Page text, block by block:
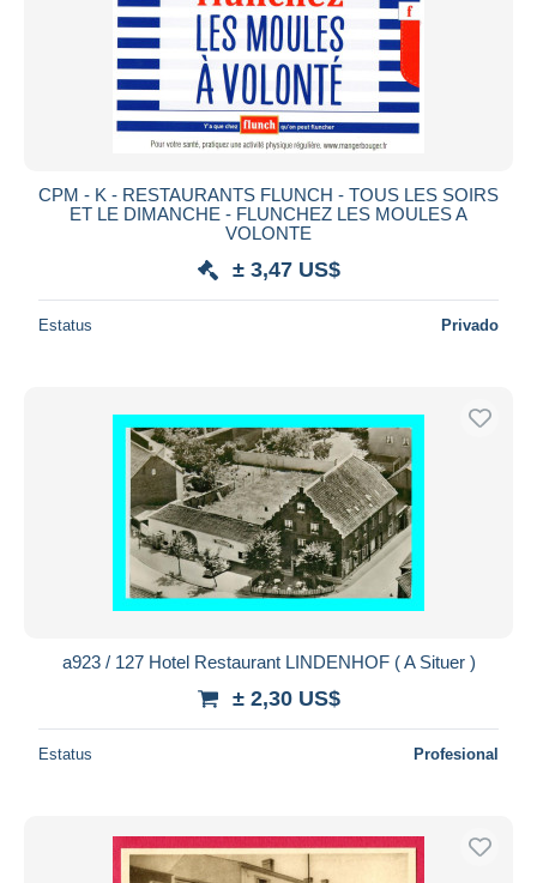
CPM - K - RESTAURANTS FLUNCH - TOUS LES SOIRS
ET LE DIMANCHE - FLUNCHEZ LES MOULES A
VOLONTE
± 3,47 US$
Estatus Privado
a923 / 127 Hotel Restaurant LINDENHOF ( A Situer )
± 2,30 US$
Estatus Profesional